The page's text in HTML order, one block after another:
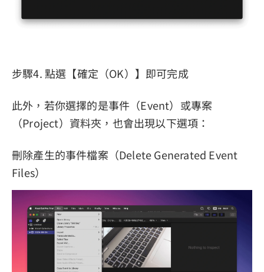
步驟4. 點選【確定（OK）】即可完成
此外，若你選擇的是事件（Event）或專案
（Project）資料夾，也會出現以下選項：
刪除產生的事件檔案（Delete Generated Event
Files）